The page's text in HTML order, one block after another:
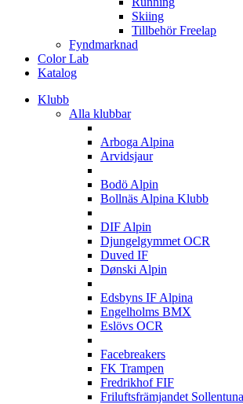
Skiing
Tillbehör Freelap
Fyndmarknad
Color Lab
Katalog
Klubb
Alla klubbar
Arboga Alpina
Arvidsjaur
Bodö Alpin
Bollnäs Alpina Klubb
DIF Alpin
Djungelgymmet OCR
Duved IF
Dønski Alpin
Edsbyns IF Alpina
Engelholms BMX
Eslövs OCR
Facebreakers
FK Trampen
Fredrikhof FIF
Friluftsfrämjandet Sollentuna